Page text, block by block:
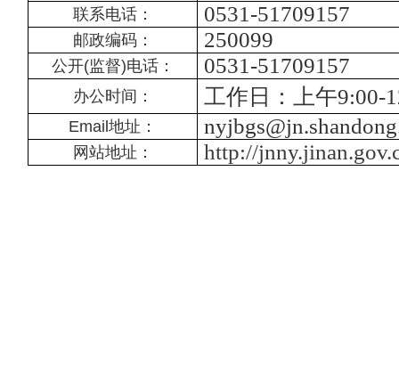
联系电话： 0531-51709157
邮政编码： 250099
公开(监督)电话： 0531-51709157
办公时间： 工作日：上午9:00-
Email 地址：
网站地址： http://